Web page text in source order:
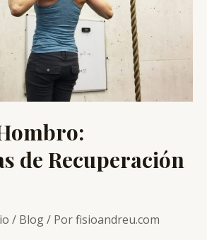
de Recuperación
/ Blog/ Porfisioandreu.com